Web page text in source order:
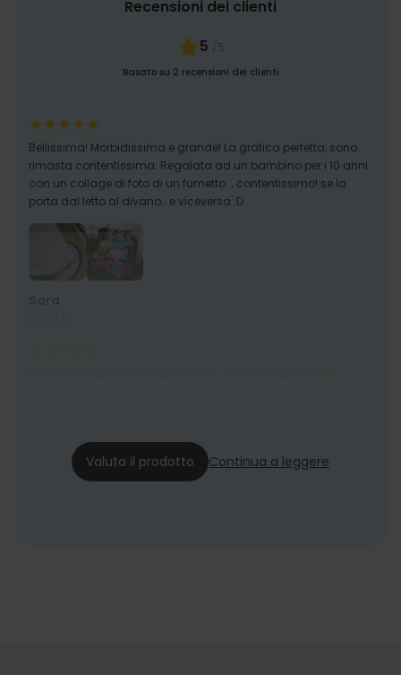
Recensioni dei clienti
5 /5
Basato su 2 recensioni dei clienti
Bellissima! Morbidissima e grande! La grafica perfetta, sono
rimasta contentissima. Regalata ad un bambino per i 10 anni
con un collage di foto di un fumetto... contentissimo! se la
porta dal letto al divano.. e viceversa :D
Valuta il prodotto Continua a leggere